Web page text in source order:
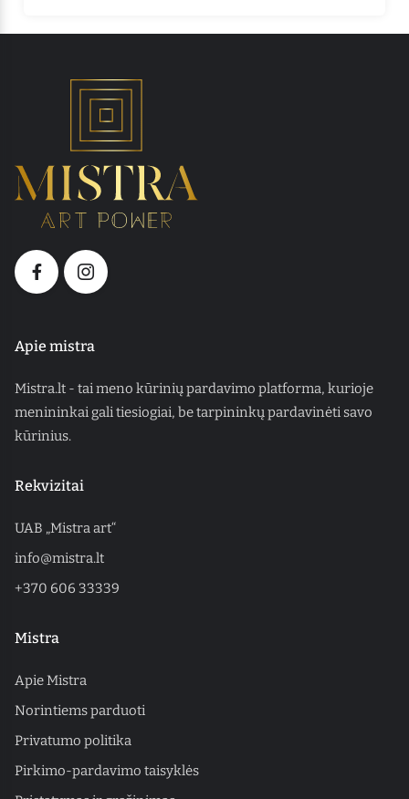
Apie mistra
Mistra.lt - tai meno kūrinių pardavimo platforma, kurioje
menininkai gali tiesiogiai, be tarpininkų pardavinėti savo
kūrinius.
Rekvizitai
UAB „Mistra art“
info@mistra.lt
+370 606 33339
Mistra
Apie Mistra
Norintiems parduoti
Privatumo politika
Pirkimo-pardavimo taisyklės